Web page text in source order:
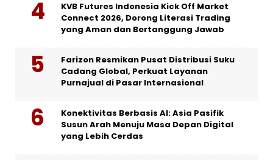
KVB Futures Indonesia Kick Off Market
Connect 2026, Dorong Literasi Trading
yang Aman dan Bertanggung Jawab
Farizon Resmikan Pusat Distribusi Suku
Cadang Global, Perkuat Layanan
Purnajual di Pasar Internasional
Konektivitas Berbasis AI: Asia Pasifik
Susun Arah Menuju Masa Depan Digital
yang Lebih Cerdas